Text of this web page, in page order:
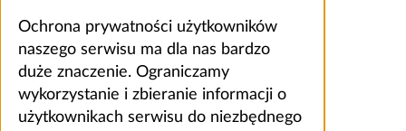
Ochrona prywatności użytkowników
naszego serwisu ma dla nas bardzo
duże znaczenie. Ograniczamy
wykorzystanie i zbieranie informacji o
użytkownikach serwisu do niezbędnego